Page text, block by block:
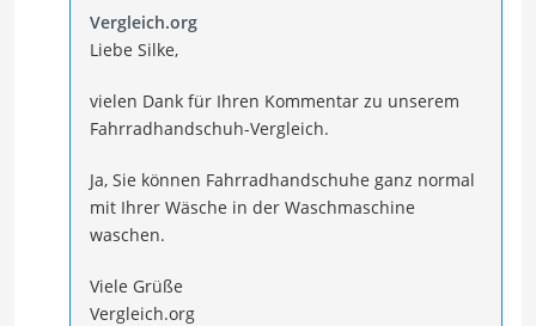
Vergleich.org
Liebe Silke,
vielen Dank für Ihren Kommentar zu unserem
Fahrradhandschuh-Vergleich.
Ja, Sie können Fahrradhandschuhe ganz normal
mit Ihrer Wäsche in der Waschmaschine
waschen.
Viele Grüße
Vergleich.org